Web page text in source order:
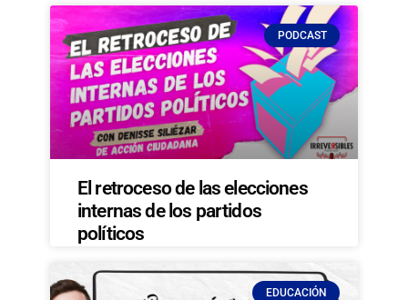
PODCAST
El retroceso de las elecciones
internas de los partidos
políticos
EDUCACIÓN